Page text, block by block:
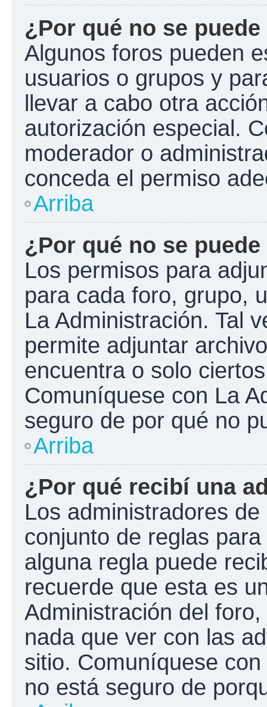
¿Por qué no se
Algunos foros pueden
usuarios o grupos y
llevar a cabo otra
autorización especial.
moderador o
conceda el permiso
Arriba
¿Por qué no se
Los permisos para
para cada foro, grupo,
La Administración. Tal
permite adjuntar
encuentra o solo
Comuníquese con La
seguro de por qué no
Arriba
¿Por qué recibí una
Los administradores
conjunto de reglas
alguna regla puede
recuerde que esta es
Administración del
nada que ver con las
sitio. Comuníquese
no está seguro de